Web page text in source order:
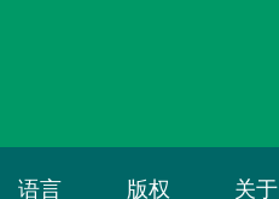
语言 版权 关于